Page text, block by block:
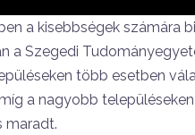
a kisebbségek számára
a Szegedi
több esetben
a nagyobb
maradt.